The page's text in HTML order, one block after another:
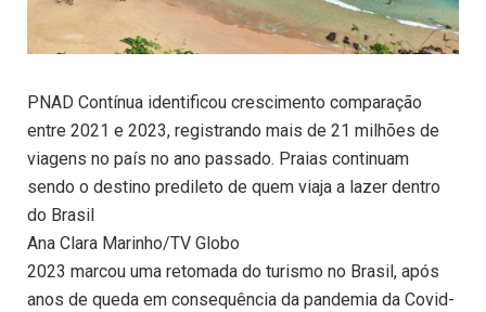
PNAD Contínua identificou crescimento comparação
entre 2021 e 2023, registrando mais de 21 milhões de
viagens no país no ano passado. Praias continuam
sendo o destino predileto de quem viaja a lazer dentro
do Brasil
Ana Clara Marinho/TV Globo
2023 marcou uma retomada do turismo no Brasil, após
anos de queda em consequência da pandemia da Covid-